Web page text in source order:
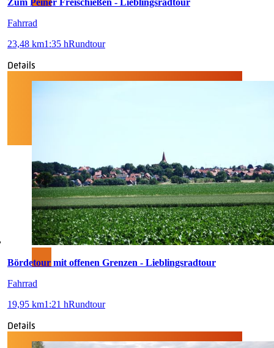
Fahrrad
23,48 km1:35 hRundtour
Details
Bördetour mit offenen Grenzen - Lieblingsradtour
Fahrrad
19,95 km1:21 hRundtour
Details